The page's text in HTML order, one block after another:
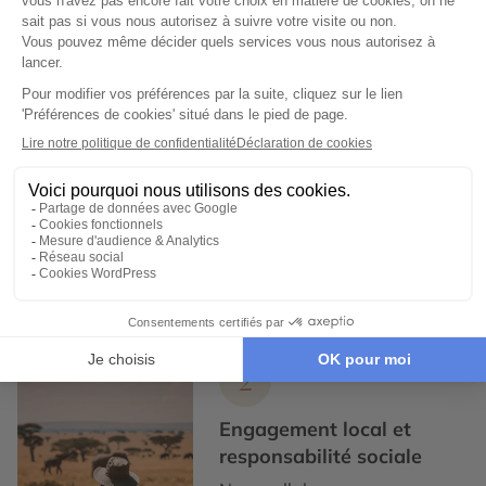
Expertise et co-construction
1
construction
Chez Cercle des Voyages,
voyageurs.
2
Engagement local et
responsabilité sociale